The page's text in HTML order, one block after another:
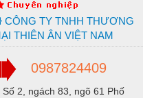
CÔNG TY TNHH THƯƠNG
THIÊN ÂN VIỆT NAM
0987824409
Số 2, ngách 83, ngõ 61 Phố